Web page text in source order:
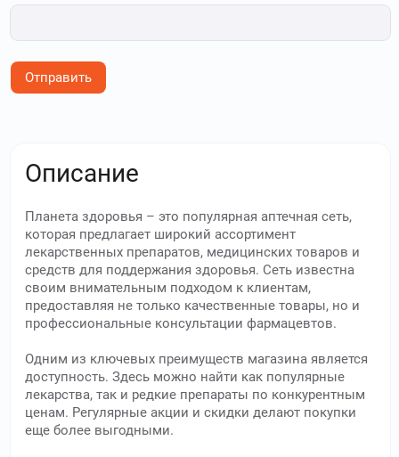
Отправить
Описание
Планета здоровья – это популярная аптечная сеть,
которая предлагает широкий ассортимент
лекарственных препаратов, медицинских товаров и
средств для поддержания здоровья. Сеть известна
своим внимательным подходом к клиентам,
предоставляя не только качественные товары, но и
профессиональные консультации фармацевтов.
Одним из ключевых преимуществ магазина является
доступность. Здесь можно найти как популярные
лекарства, так и редкие препараты по конкурентным
ценам. Регулярные акции и скидки делают покупки
еще более выгодными.